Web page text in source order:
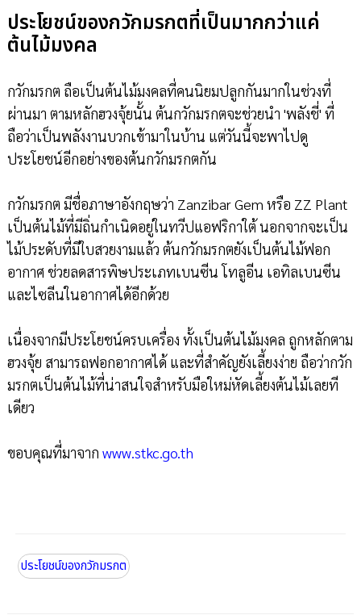
ประโยชน์ของกวักมรกตที่เป็นมากกว่าแค่
ต้นไม้มงคล
กวักมรกต ถือเป็นต้นไม้มงคลที่คนนิยมปลูกกันมากในช่วงที่
ผ่านมา ตามหลักฮวงจุ้ยนั้น ต้นกวักมรกตจะช่วยนำ 'พลังชี่' ที่
ถือว่าเป็นพลังงานบวกเข้ามาในบ้าน แต่วันนี้จะพาไปดู
ประโยชน์อีกอย่างของต้นกวักมรกตกัน
กวักมรกต มีชื่อภาษาอังกฤษว่า Zanzibar Gem หรือ ZZ Plant
เป็นต้นไม้ที่มีถิ่นกำเนิดอยู่ในทวีปแอฟริกาใต้ นอกจากจะเป็น
ไม้ประดับที่มีใบสวยงามแล้ว ต้นกวักมรกตยังเป็นต้นไม้ฟอก
อากาศ ช่วยลดสารพิษประเภทเบนซีน โทลูอีน เอทิลเบนซีน
และไซลีนในอากาศได้อีกด้วย
เนื่องจากมีประโยชน์ครบเครื่อง ทั้งเป็นต้นไม้มงคล ถูกหลักตาม
ฮวงจุ้ย สามารถฟอกอากาศได้ และที่สำคัญยังเลี้ยงง่าย ถือว่ากวัก
มรกตเป็นต้นไม้ที่น่าสนใจสำหรับมือใหม่หัดเลี้ยงต้นไม้เลยที
เดียว
ขอบคุณที่มาจาก www.stkc.go.th
ประโยชน์ของกวักมรกต